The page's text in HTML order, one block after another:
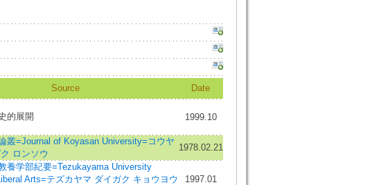
Source Date
的展開 1999.10
叢=Journal of Koyasan University=コウヤ
ロンソウ
1978.02.21
養学部紀要=Tezukayama University
Arts=テズカヤマ ダイガク キョウヨウ
1997.01